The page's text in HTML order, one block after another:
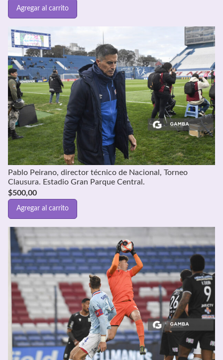
Agregar al carrito
Pablo Peirano, director técnico de Nacional, Torneo
Clausura. Estadio Gran Parque Central.
$500,00
Agregar al carrito